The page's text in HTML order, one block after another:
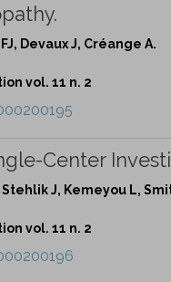
Devaux J, Créange A.
vol. 11 n. 2
Center
J, Kemeyou L,
vol. 11 n. 2